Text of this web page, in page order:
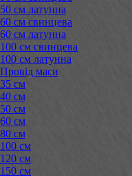
50 см латунна
60 см свинцева
60 см латунна
100 см свинцева
100 см латунна
Провід маси
35 см
40 см
50 см
60 см
80 см
100 см
120 см
150 см